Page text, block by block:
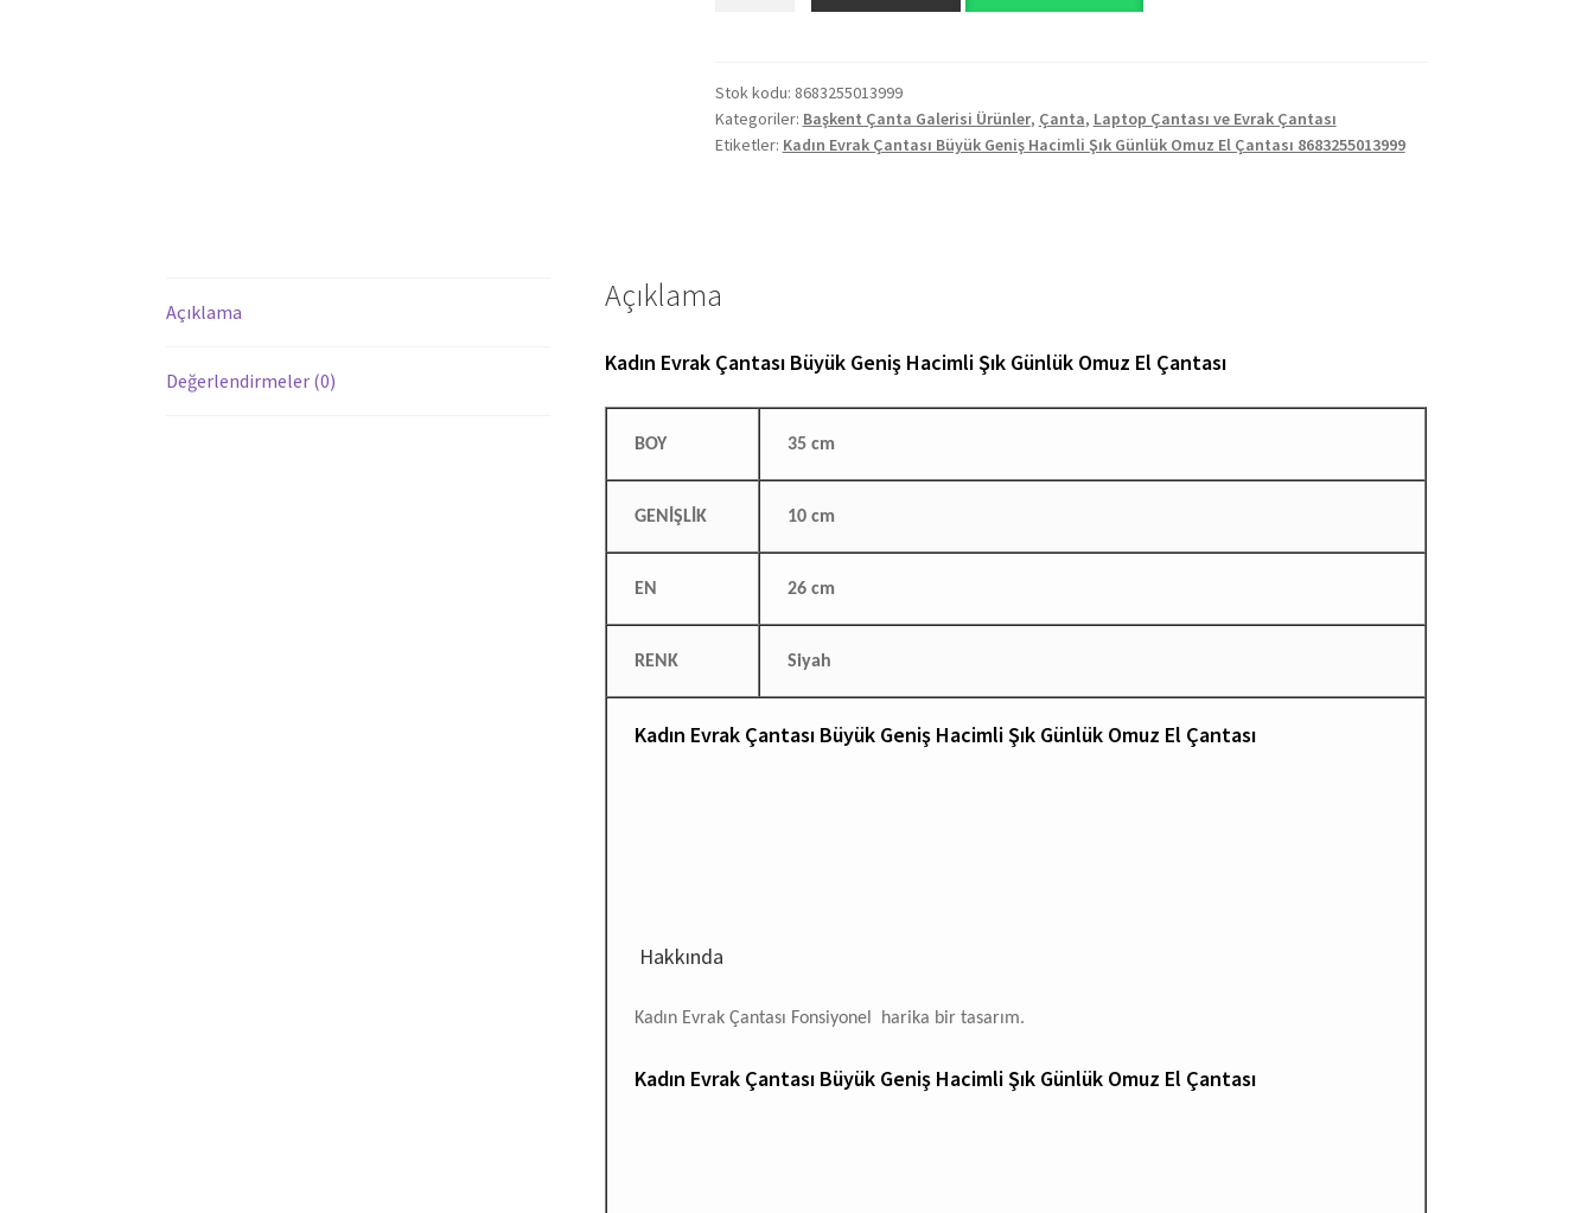
Stok kodu: 8683255013999
Kategoriler: Başkent Çanta Galerisi Ürünler, Çanta, Laptop Çantası ve Evrak Çantası
Etiketler: Kadın Evrak Çantası Büyük Geniş Hacimli Şık Günlük Omuz El Çantası 8683255013999
Açıklama
Değerlendirmeler (0)
Açıklama
Kadın Evrak Çantası Büyük Geniş Hacimli Şık Günlük Omuz El Çantası
BOY 35 cm
GENİŞLİK 10 cm
EN 26 cm
RENK Siyah
Kadın Evrak Çantası Büyük Geniş Hacimli Şık Günlük Omuz El Çantası
Hakkında
Kadın Evrak Çantası Fonsiyonel harika bir tasarım.
Kadın Evrak Çantası Büyük Geniş Hacimli Şık Günlük Omuz El Çantası